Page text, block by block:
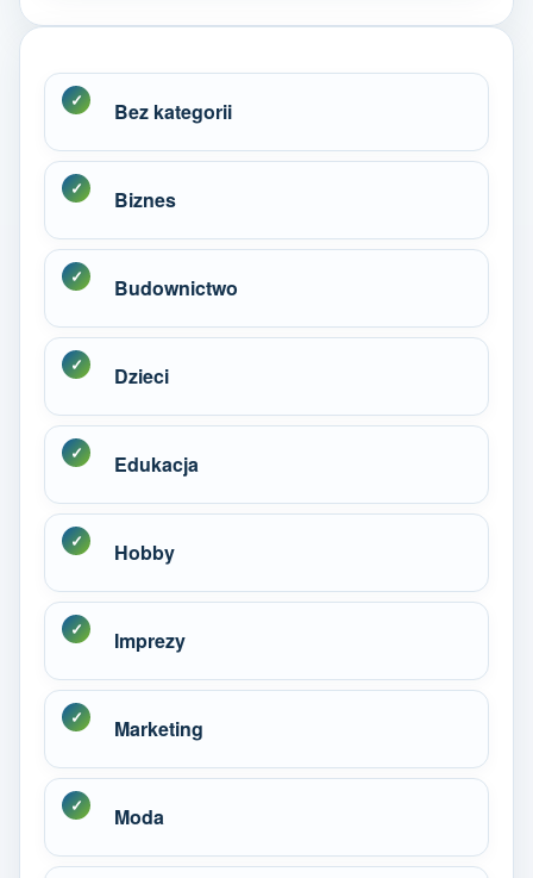
Bez kategorii
Biznes
Budownictwo
Dzieci
Edukacja
Hobby
Imprezy
Marketing
Moda